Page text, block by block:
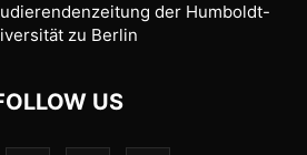
der Humboldt-
zu Berlin
US